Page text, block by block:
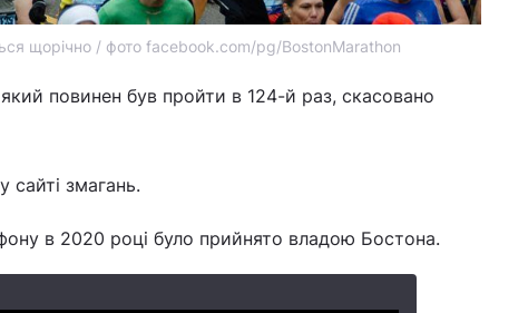
щорічно / фото facebook.com/pg/BostonMarathon
повинен був пройти в 124-й раз, скасовано
сайті змагань.
в 2020 році було прийнято владою Бостона.